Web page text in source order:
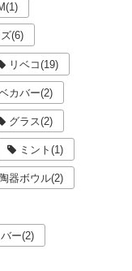
(6)
リベコ(19)
カバー(2)
グラス(2)
ミント(1)
陶器ボウル(2)
ー(2)